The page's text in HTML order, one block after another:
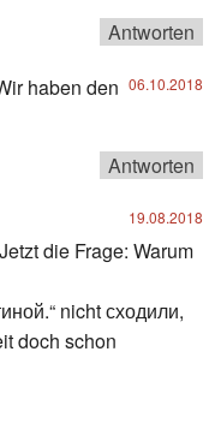
Antworten
06.10.2018
haben den
Antworten
19.08.2018
die Frage: Warum
nicht сходили,
doch schon